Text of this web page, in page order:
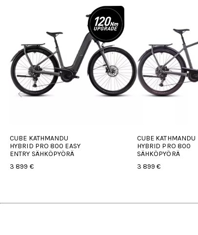
CUBE KATHMANDU
HYBRID PRO 800 EASY
ENTRY SÄHKÖPYÖRÄ
3 899 €
CUBE KATHMANDU
HYBRID PRO 800
SÄHKÖPYÖRÄ
3 899 €